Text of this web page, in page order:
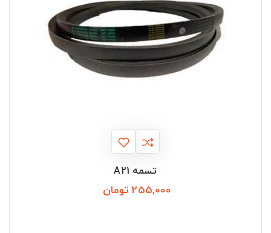
تسمه A21
255,000 تومان